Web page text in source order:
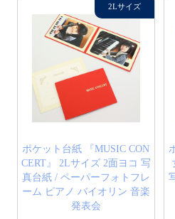
ポケット台紙 『MUSIC CON
CERT』 2Lサイズ 2面ヨコ 写
真台紙 / ペーパーフォトフレ
ーム ピアノ バイオリン 音楽
発表会